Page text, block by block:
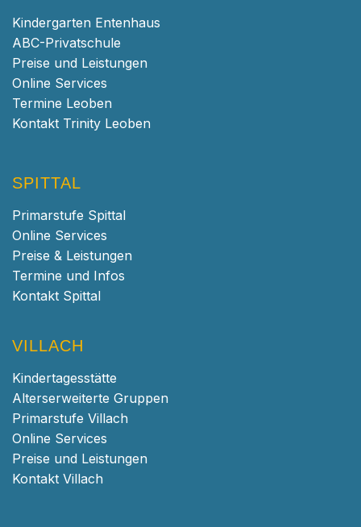
Kindergarten Entenhaus
ABC-Privatschule
Preise und Leistungen
Online Services
Termine Leoben
Kontakt Trinity Leoben
SPITTAL
Primarstufe Spittal
Online Services
Preise & Leistungen
Termine und Infos
Kontakt Spittal
VILLACH
Kindertagesstätte
Alterserweiterte Gruppen
Primarstufe Villach
Online Services
Preise und Leistungen
Kontakt Villach